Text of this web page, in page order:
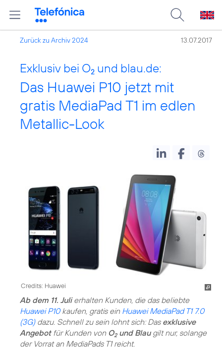
Zurück zu Archiv 2024 13.07.2017
Exklusiv bei O2 und blau.de:
Das Huawei P10 jetzt mit
gratis MediaPad T1 im edlen
Metallic-Look
Credits: Huawei
Ab dem 11. Julierhalten Kunden, die das beliebte
Huawei P10kaufen, gratis ein Huawei MediaPad T1 7.0
(3G)dazu. Schnell zu sein lohnt sich: Das exklusive
Angebotfür Kunden von O2und Blaugilt nur, solange
der Vorrat an MediaPads T1 reicht.